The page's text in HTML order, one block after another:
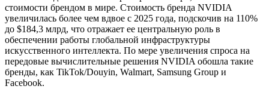
стоимости брендом в мире. Стоимость бренда NVIDIA
увеличилась более чем вдвое с 2025 года, подскочив на 110%
до $184,3 млрд, что отражает ее центральную роль в
обеспечении работы глобальной инфраструктуры
искусственного интеллекта. По мере увеличения спроса на
передовые вычислительные решения NVIDIA обошла такие
бренды, как TikTok/Douyin, Walmart, Samsung Group и
Facebook.